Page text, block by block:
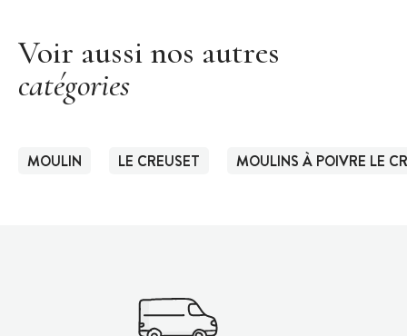
Voir aussi nos autres
catégories
MOULIN LE CREUSET MOULINS À POIVRE LE